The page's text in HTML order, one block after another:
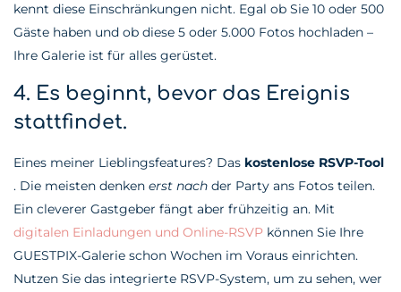
kennt diese Einschränkungen nicht. Egal ob Sie 10 oder 500
Gäste haben und ob diese 5 oder 5.000 Fotos hochladen –
Ihre Galerie ist für alles gerüstet.
4. Es beginnt, bevor das Ereignis
stattfindet.
Eines meiner Lieblingsfeatures? Das kostenlose RSVP-Tool
. Die meisten denken erst nach der Party ans Fotos teilen.
Ein cleverer Gastgeber fängt aber frühzeitig an. Mit
digitalen Einladungen und Online-RSVP können Sie Ihre
GUESTPIX-Galerie schon Wochen im Voraus einrichten.
Nutzen Sie das integrierte RSVP-System, um zu sehen, wer